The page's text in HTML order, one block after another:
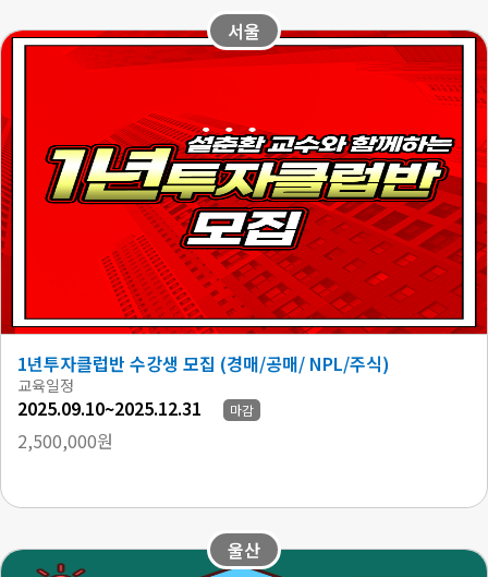
서울
1년투자클럽반 수강생 모집 (경매/공매/ NPL/주식)
교육일정
2025.09.10~2025.12.31 마감
2,500,000원
울산